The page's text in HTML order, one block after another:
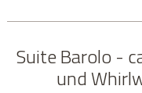
Suite Barolo -
und